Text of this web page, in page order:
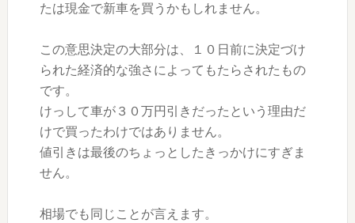
たは現金で新車を買うかもしれません。
この意思決定の大部分は、１０日前に決定づけ
られた経済的な強さによってもたらされたもの
です。
けっして車が３０万円引きだったという理由だ
けで買ったわけではありません。
値引きは最後のちょっとしたきっかけにすぎま
せん。
相場でも同じことが言えます。